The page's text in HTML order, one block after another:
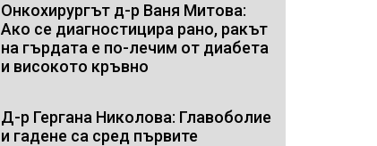
Онкохирургът д-р Ваня Митова:
Ако се диагностицира рано, ракът
на гърдата е по-лечим от диабета
и високото кръвно
Д-р Гергана Николова: Главоболие
и гадене са сред първите